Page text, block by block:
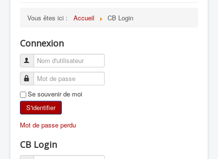
ESCALADE
ALPINISME
SKI DE RANDONNÉE
RANDONNÉE PÉDESTRE
RANDONNÉE SPORTIVE
Vous êtes ici : Accueil CB Login
Connexion
Se souvenir de moi
S'identifier
Mot de passe perdu
CB Login